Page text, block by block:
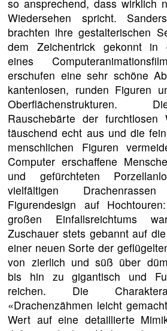
so ansprechend, dass wirklich
Wiedersehen spricht.
brachten ihre gestalterischen
dem Zeichentrick gekonnt in
eines
erschufen eine sehr schöne
kantenlosen, runden Figuren
Oberflächenstrukturen.
Rauschebärte der furchtlosen
täuschend echt aus und die
menschlichen Figuren
Computer erschaffene
und gefürchteten
vielfältigen
Figurendesign auf
großen Einfallsreichtums
Zuschauer stets gebannt auf
einer neuen Sorte der
von zierlich und süß über
bis hin zu gigantisch und
reichen. Die
«Drachenzähmen leicht
Wert auf eine detaillierte